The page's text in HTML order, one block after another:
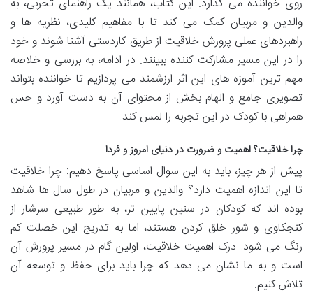
روی خواننده می گذارد. این کتاب، همانند یک راهنمای تجربی، به
والدین و مربیان کمک می کند تا با مفاهیم کلیدی، نظریه ها و
راهبردهای عملی پرورش خلاقیت از طریق کاردستی آشنا شوند و خود
را در این مسیر مشارکت کننده ببینند. در ادامه، به بررسی و خلاصه
مهم ترین آموزه های این اثر ارزشمند می پردازیم تا خواننده بتواند
تصویری جامع و الهام بخش از محتوای آن به دست آورد و حس
همراهی با کودک در این تجربه را لمس کند.
چرا خلاقیت؟ اهمیت و ضرورت در دنیای امروز و فردا
پیش از هر چیز، باید به این سوال اساسی پاسخ دهیم: چرا خلاقیت
تا این اندازه اهمیت دارد؟ والدین و مربیان در طول سال ها شاهد
بوده اند که کودکان در سنین پایین تر، به طور طبیعی سرشار از
کنجکاوی و شور خلق کردن هستند، اما به تدریج این خصلت کم
رنگ می شود. درک اهمیت خلاقیت، اولین گام در مسیر پرورش آن
است و به ما نشان می دهد که چرا باید برای حفظ و توسعه آن
تلاش کنیم.